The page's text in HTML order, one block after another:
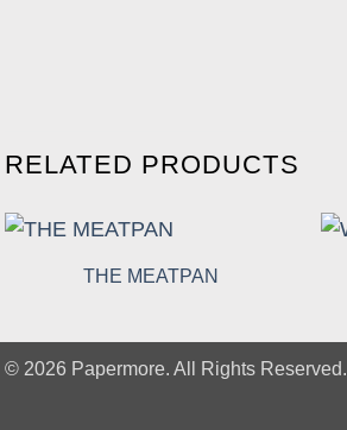
RELATED PRODUCTS
THE MEATPAN
© 2026 Papermore. All Rights Reserved.